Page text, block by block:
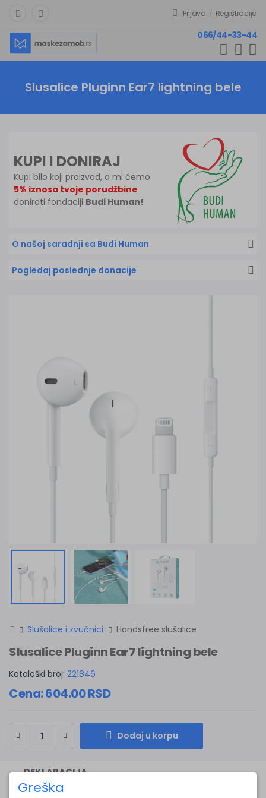
Prijava / Registracija
066/44-33-44
Slusalice Pluginn Ear7 lightning bele
KUPI I DONIRAJ
Kupi bilo koji proizvod, a mi ćemo
5% iznosa tvoje porudžbine
donirati fondaciji Budi Human!
O našoj saradnji sa Budi Human
Pogledaj poslednje donacije
Slušalice i zvučnici Handsfree slušalice
Slusalice Pluginn Ear7 lightning bele
Kataloški broj: 221846
Cena:604.00RSD
Dodaj u korpu
DEKLARACIJA
Greška
Greška